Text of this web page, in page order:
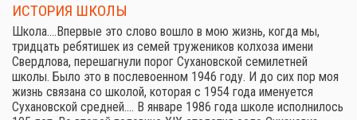
ИСТОРИЯ ШКОЛЫ
Школа.…Впервые это слово вошло в мою жизнь, когда мы,
тридцать ребятишек из семей тружеников колхоза имени
Свердлова, перешагнули порог Сухановской семилетней
школы. Было это в послевоенном 1946 году. И до сих пор моя
жизнь связана со школой, которая с 1954 года именуется
Сухановской средней.… В январе 1986 года школе исполнилось